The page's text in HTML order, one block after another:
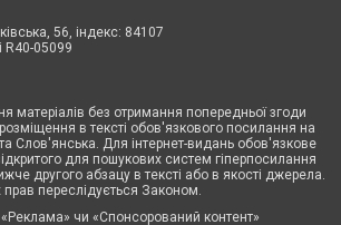
56, індекс: 84107
R40-05099
матеріалів без отримання попередньої згоди
в тексті обов'язкового посилання на
Слов'янська. Для інтернет-видань обов'язкове
для пошукових систем гіперпосилання
другого абзацу в тексті або в якості джерела.
переслідується Законом.
чи «Спонсорований контент»